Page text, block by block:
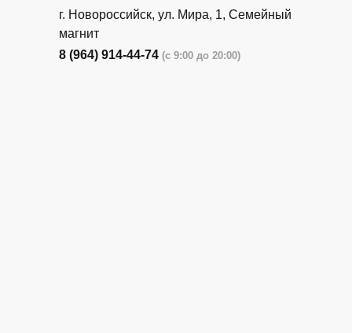
г. Новороссийск, ул. Мира, 1, Семейный
магнит
8 (964) 914-44-74 (с 9:00 до 20:00)